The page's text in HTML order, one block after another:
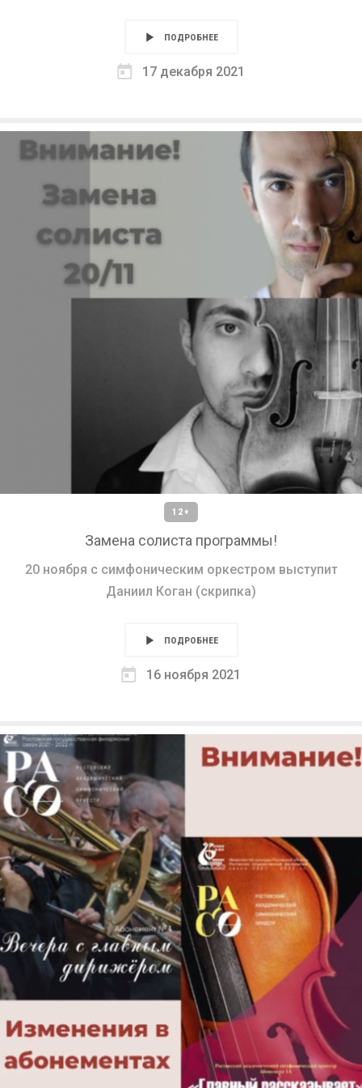
ПОДРОБНЕЕ
17 декабря 2021
12+
Замена солиста программы!
20 ноября с симфоническим оркестром выступит
Даниил Коган (скрипка)
ПОДРОБНЕЕ
16 ноября 2021